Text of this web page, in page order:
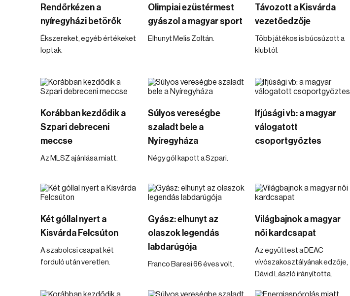
Rendőrkézen a
nyíregyházi betörők
Ékszereket, egyéb értékeket
loptak.
Olimpiai ezüstérmest
gyászol a magyar sport
Elhunyt Melis Zoltán.
Távozott a Kisvárda
vezetőedzője
Több játékos is búcsúzott a
klubtól.
Korábban kezdődik a
Szpari debreceni
meccse
Az MLSZ ajánlása miatt.
Súlyos vereségbe
szaladt bele a
Nyíregyháza
Négy gól kapott a Szpari.
Ifjúsági vb: a magyar
válogatott
csoportgyőztes
Két góllal nyert a
Kisvárda Felcsúton
A szabolcsi csapat két
forduló után veretlen.
Gyász: elhunyt az
olaszok legendás
labdarúgója
Franco Baresi 66 éves volt.
Világbajnok a magyar
női kardcsapat
Az együttest a DEAC
vívószakosztályának edzője,
Dávid László irányította.